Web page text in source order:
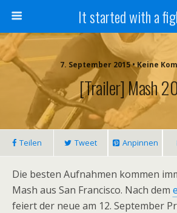
It started with a
7. September 2015 • Keine
[Trailer] Mash
Teilen Tweet Anpinnen
Die besten Aufnahmen kommen
Mash aus San Francisco. Nach dem
feiert der neue am 12. September